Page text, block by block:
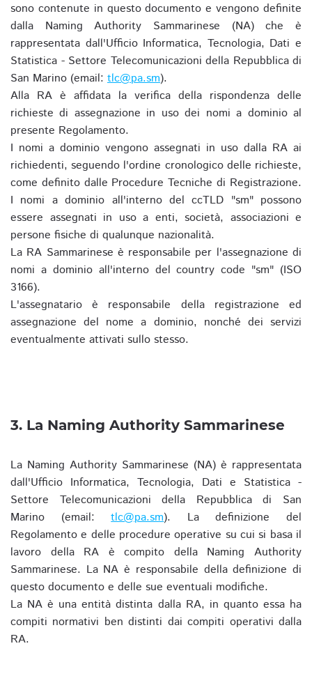
sono contenute in questo documento e vengono definite
dalla Naming Authority Sammarinese (NA) che è
rappresentata dall'Ufficio Informatica, Tecnologia, Dati e
Statistica - Settore Telecomunicazioni della Repubblica di
San Marino (email: tlc@pa.sm).
Alla RA è affidata la verifica della rispondenza delle
richieste di assegnazione in uso dei nomi a dominio al
presente Regolamento.
I nomi a dominio vengono assegnati in uso dalla RA ai
richiedenti, seguendo l'ordine cronologico delle richieste,
come definito dalle Procedure Tecniche di Registrazione.
I nomi a dominio all'interno del ccTLD "sm" possono
essere assegnati in uso a enti, società, associazioni e
persone fisiche di qualunque nazionalità.
La RA Sammarinese è responsabile per l'assegnazione di
nomi a dominio all'interno del country code "sm" (ISO
3166).
L'assegnatario è responsabile della registrazione ed
assegnazione del nome a dominio, nonché dei servizi
eventualmente attivati sullo stesso.
3. La Naming Authority Sammarinese
La Naming Authority Sammarinese (NA) è rappresentata
dall'Ufficio Informatica, Tecnologia, Dati e Statistica -
Settore Telecomunicazioni della Repubblica di San
Marino (email:tlc@pa.sm). La definizione del
Regolamento e delle procedure operative su cui si basa il
lavoro della RA è compito della Naming Authority
Sammarinese. La NA è responsabile della definizione di
questo documento e delle sue eventuali modifiche.
La NA è una entità distinta dalla RA, in quanto essa ha
compiti normativi ben distinti dai compiti operativi dalla
RA.